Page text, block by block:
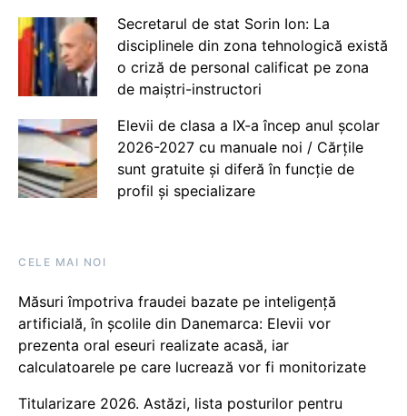
Secretarul de stat Sorin Ion: La
disciplinele din zona tehnologică există
o criză de personal calificat pe zona
de maiștri-instructori
Elevii de clasa a IX-a încep anul școlar
2026-2027 cu manuale noi / Cărțile
sunt gratuite și diferă în funcție de
profil și specializare
CELE MAI NOI
Măsuri împotriva fraudei bazate pe inteligență
artificială, în școlile din Danemarca: Elevii vor
prezenta oral eseuri realizate acasă, iar
calculatoarele pe care lucrează vor fi monitorizate
Titularizare 2026. Astăzi, lista posturilor pentru